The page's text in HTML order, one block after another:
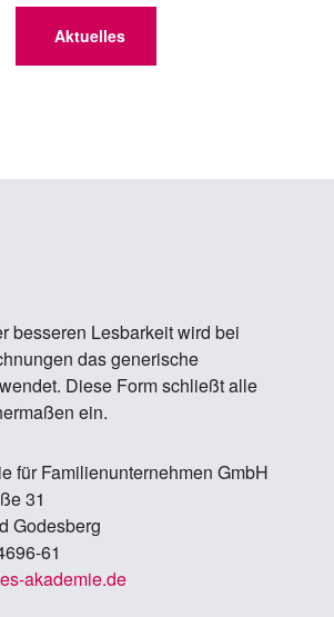
Aktuelles
besseren Lesbarkeit wird bei
das generische
Diese Form schließt alle
ein.
für Fa­mi­li­en­un­ter­neh­men GmbH
31
Go­des­berg
61
aka­de­mie.de